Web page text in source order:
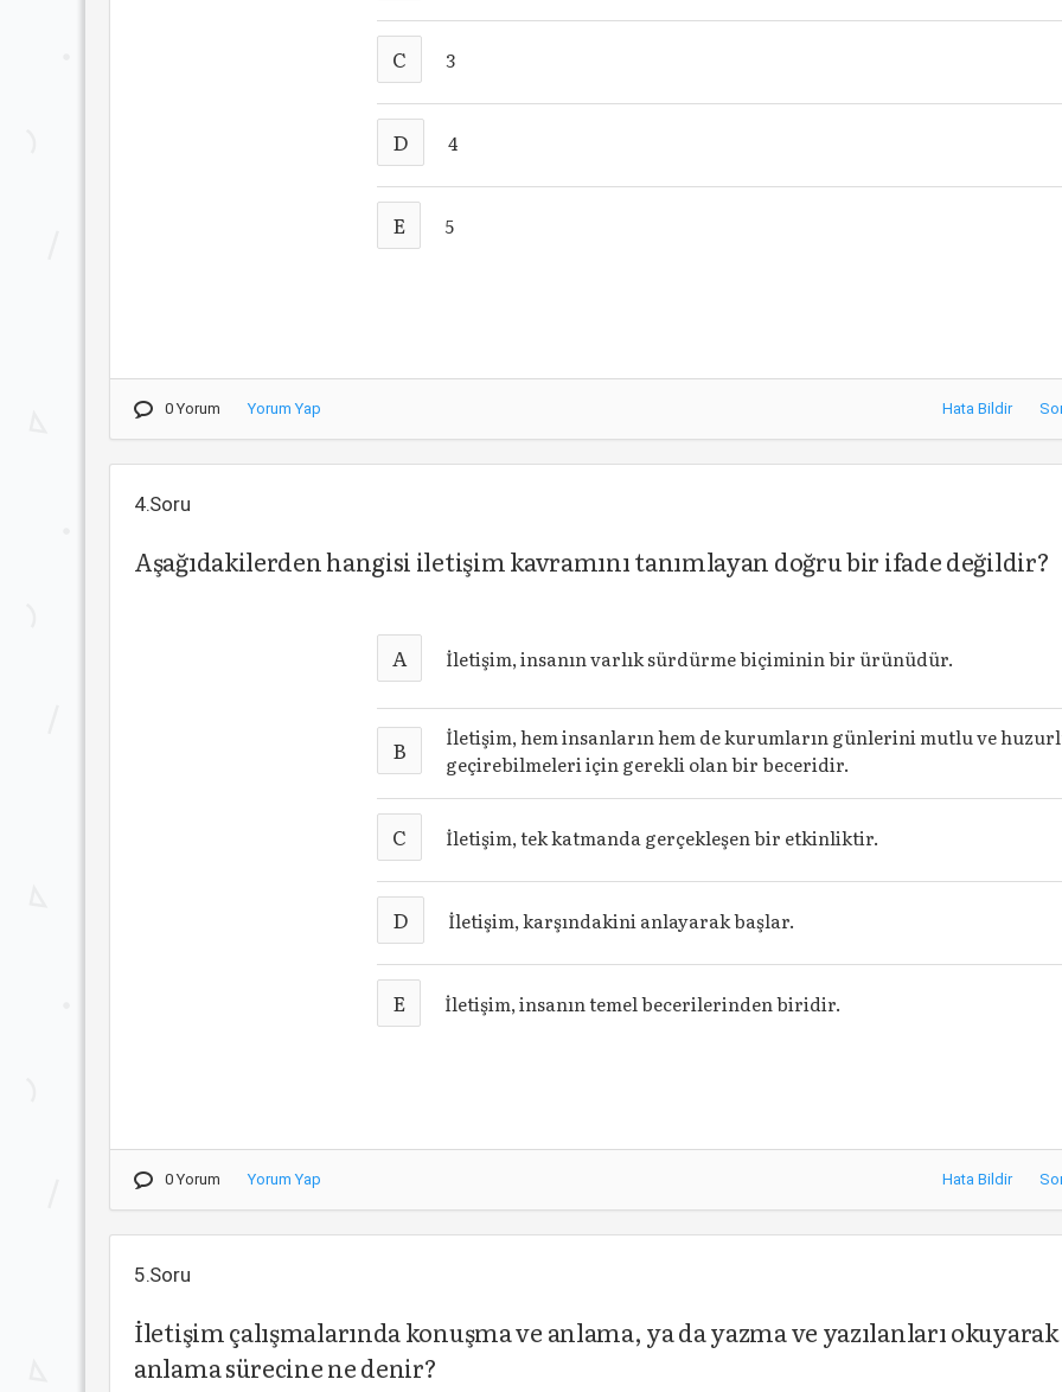
C 3
D 4
E 5
0 Yorum Yorum Yap Hata Bildir
4.Soru
Aşağıdakilerden hangisi iletişim kavramını tanımlayan doğru bir ifade değildir?
A İletişim, insanın varlık sürdürme biçiminin bir ürünüdür.
B
İletişim, hem insanların hem de kurumların günlerini mutlu ve
geçirebilmeleri için gerekli olan bir beceridir.
C İletişim, tek katmanda gerçekleşen bir etkinliktir.
D İletişim, karşındakini anlayarak başlar.
E İletişim, insanın temel becerilerinden biridir.
0 Yorum Yorum Yap Hata Bildir
5.Soru
İletişim çalışmalarında konuşma ve anlama, ya da yazma ve yazılanları okuyarak
anlama sürecine ne denir?